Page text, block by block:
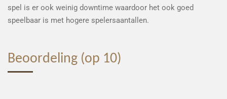
spel is er ook weinig downtime waardoor het ook goed
speelbaar is met hogere spelersaantallen.
Beoordeling (op 10)